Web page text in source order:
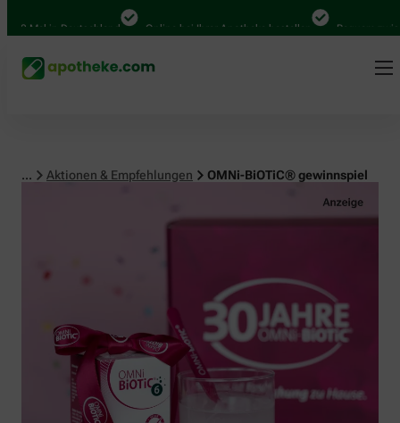
in Deutschland Online bei Ihrer Apotheke bestellen Bequem
... Aktionen & Empfehlungen OMNi-BiOTiC® gewinnspiel